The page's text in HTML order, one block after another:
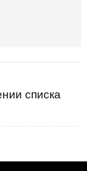
списка